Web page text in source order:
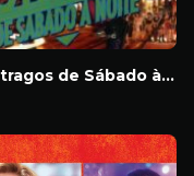
Os Estragos de Sábado à Noite